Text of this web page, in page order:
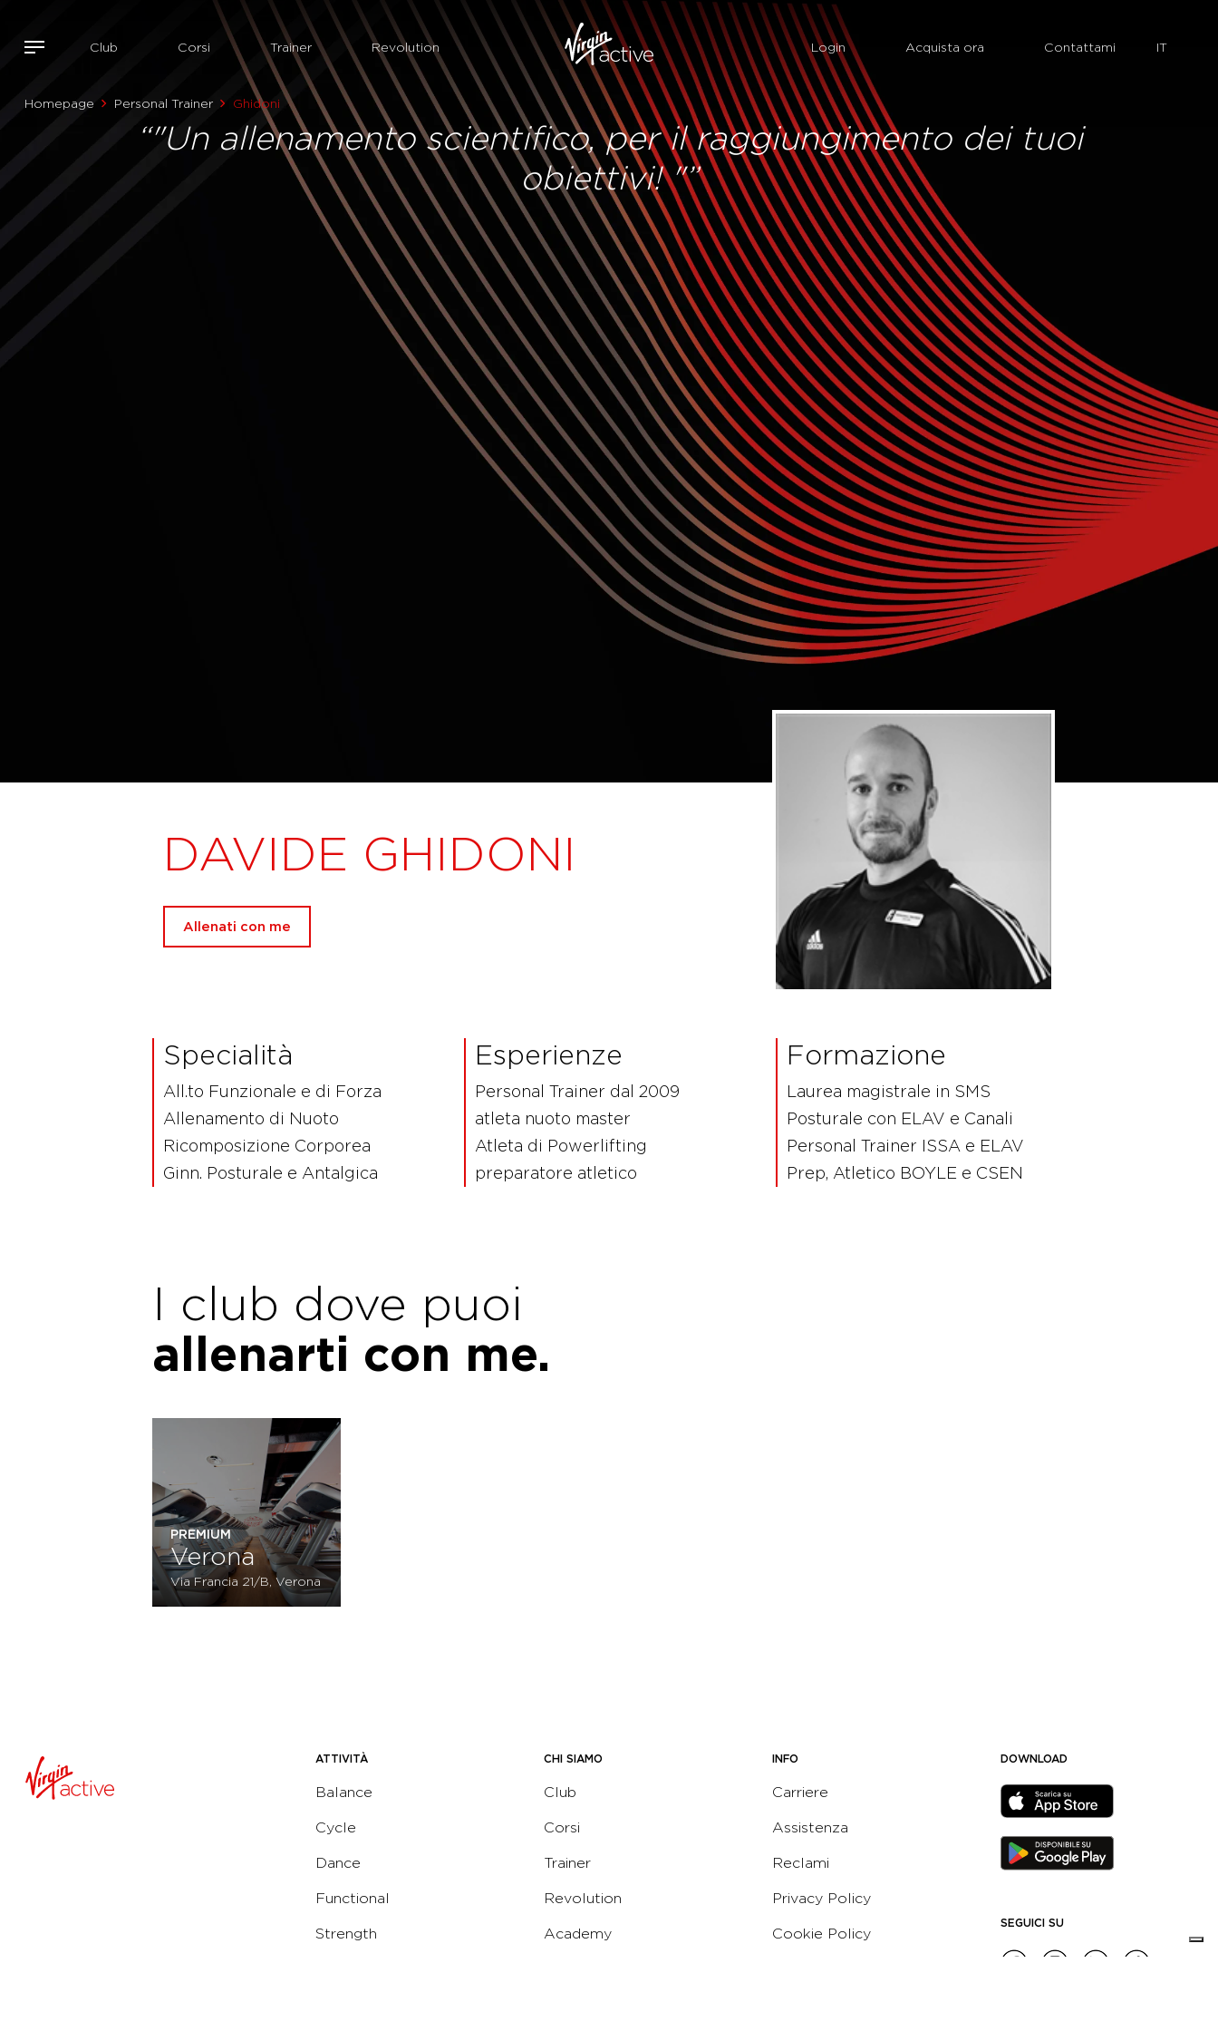
Club Corsi Trainer Revolution Login Acquista ora Contattami
Homepage Personal Trainer Ghidoni
“"Un allenamento scientifico, per il raggiungimento dei tuoi
obiettivi! "”
DAVIDE GHIDONI
Allenati con me
Specialità
All.to Funzionale e di Forza
Allenamento di Nuoto
Ricomposizione Corporea
Ginn. Posturale e Antalgica
Esperienze
Personal Trainer dal 2009
atleta nuoto master
Atleta di Powerlifting
preparatore atletico
Formazione
Laurea magistrale in SMS
Posturale con ELAV e Canali
Personal Trainer ISSA e ELAV
Prep, Atletico BOYLE e CSEN
I club dove puoi
allenarti con me.
PREMIUM
Verona
Via Francia 21/B, Verona
ATTIVITÀ
Balance
Cycle
Dance
Functional
Strength
CHI SIAMO
Club
Corsi
Trainer
Revolution
Academy
INFO
Carriere
Assistenza
Reclami
Privacy Policy
Cookie Policy
DOWNLOAD
SEGUICI SU